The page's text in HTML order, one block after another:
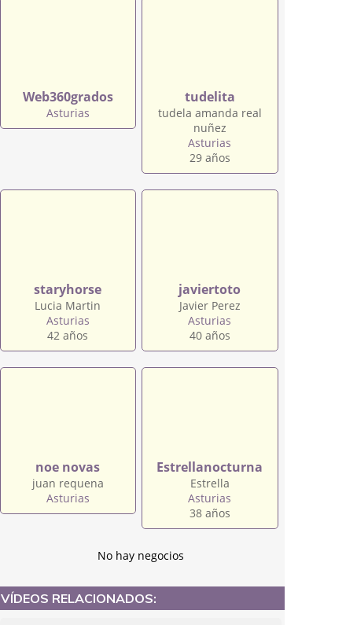
Web360grados
Asturias
tudelita
tudela amanda real
nuñez
Asturias
29 años
staryhorse
Lucia Martin
Asturias
42 años
javiertoto
Javier Perez
Asturias
40 años
noe novas
juan requena
Asturias
Estrellanocturna
Estrella
Asturias
38 años
No hay negocios
VÍDEOS RELACIONADOS: